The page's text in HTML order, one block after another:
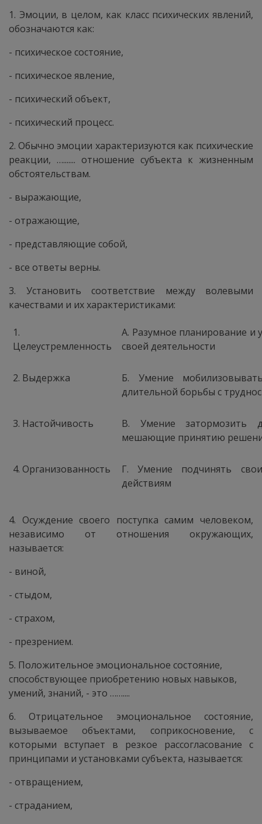
1. Эмоции, в целом, как класс психических явлений,
обозначаются как:
- психическое состояние,
- психическое явление,
- психический объект,
- психический процесс.
2. Обычно эмоции характеризуются как психические
реакции, …....... отношение субъекта к жизненным
обстоятельствам.
- выражающие,
- отражающие,
- представляющие собой,
- все ответы верны.
3. Установить соответствие между волевыми
качествами и их характеристиками:
1.
Целеустремленность
А. Разумное планирование и
своей деятельности
2. Выдержка
Б. Умение
длительной борьбы с
3. Настойчивость
В. Умение затормозить
мешающие принятию
4. Организованность
Г. Умение подчинять
действиям
4. Осуждение своего поступка самим человеком,
независимо от отношения окружающих,
называется:
- виной,
- стыдом,
- страхом,
- презрением.
5. Положительное эмоциональное состояние,
способствующее приобретению новых навыков,
умений, знаний, - это ……....
6. Отрицательное эмоциональное состояние,
вызываемое объектами, соприкосновение, с
которыми вступает в резкое рассогласование с
принципами и установками субъекта, называется:
- отвращением,
- страданием,